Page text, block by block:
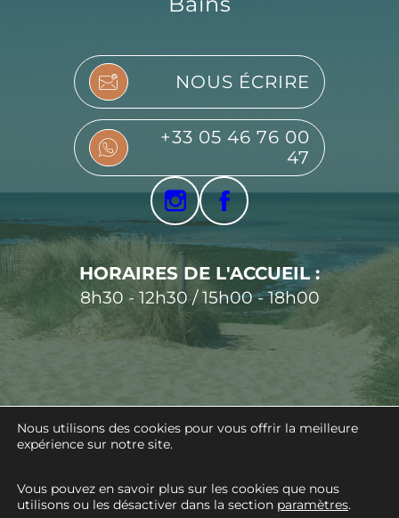
NOUS ÉCRIRE
+33 05 46 76 00
47
HORAIRES DE L'ACCUEIL :
8h30 - 12h30 / 15h00 - 18h00
© 2026 CAMPING SAINT TRO'PARK
PARGEEK TONIC
Nous utilisons des cookies pour vous offrir la meilleure
expérience sur notre site.
Vous pouvez en savoir plus sur les cookies que nous
utilisons ou les désactiver dans la section paramètres.